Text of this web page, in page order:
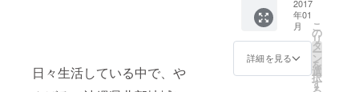
日々生活している中で、や
に手作
りして
いま
す。
2017
年01
月
詳細を見る
こ
の
リ
タ
ー
ン
を
選
択
す